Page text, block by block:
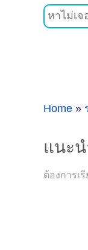
Home »
แนะ
ต้องการเ